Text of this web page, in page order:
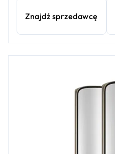
Znajdź sprzedawcę